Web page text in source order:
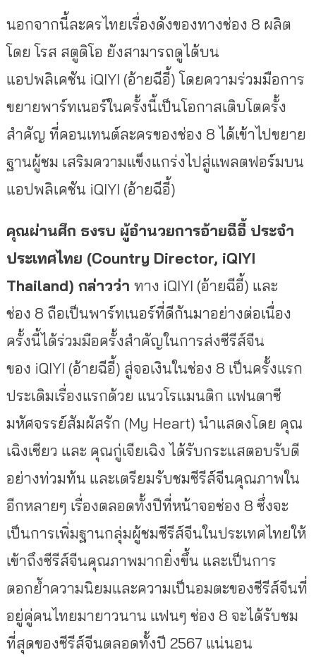
นอกจากนี้ละครไทยเรื่องดังของทางช่อง 8 ผลิต
โดย โรส สตูดิโอ ยังสามารถดูได้บน
แอปพลิเคชัน iQIYI (อ้ายฉีอี้) โดยความร่วมมือการ
ขยายพาร์ทเนอร์ในครั้งนี้เป็นโอกาสเติบโตครั้ง
สำคัญ ที่คอนเทนต์ละครของช่อง 8 ได้เข้าไปขยาย
ฐานผู้ชม เสริมความแข็งแกร่งไปสู่แพลตฟอร์มบน
แอปพลิเคชัน iQIYI (อ้ายฉีอี้)
คุณผ่านศึก ธงรบ ผู้อำนวยการอ้ายฉีอี้ ประจำ
ประเทศไทย (Country Director, iQIYI
Thailand) กล่าวว่า ทาง iQIYI (อ้ายฉีอี้) และ
ช่อง 8 ถือเป็นพาร์ทเนอร์ที่ดีกันมาอย่างต่อเนื่อง
ครั้งนี้ได้ร่วมมือครั้งสำคัญในการส่งซีรีส์จีน
ของ iQIYI (อ้ายฉีอี้) สู่จอเงินในช่อง 8 เป็นครั้งแรก
ประเดิมเรื่องแรกด้วย แนวโรแมนติก แฟนตาซี
มหัศจรรย์สัมผัสรัก (My Heart) นำแสดงโดย คุณ
เฉิงเซียว และ คุณกู่เจียเฉิง ได้รับกระแสตอบรับดี
อย่างท่วมท้น และเตรียมรับชมซีรีส์จีนคุณภาพใน
อีกหลายๆ เรื่องตลอดทั้งปีที่หน้าจอช่อง 8 ซึ่งจะ
เป็นการเพิ่มฐานกลุ่มผู้ชมซีรีส์จีนในประเทศไทยให้
เข้าถึงซีรีส์จีนคุณภาพมากยิ่งขึ้น และเป็นการ
ตอกย้ำความนิยมและความเป็นอมตะของซีรีส์จีนที่
อยู่คู่คนไทยมายาวนาน แฟนๆ ช่อง 8 จะได้รับชม
ที่สุดของซีรีส์จีนตลอดทั้งปี 2567 แน่นอน